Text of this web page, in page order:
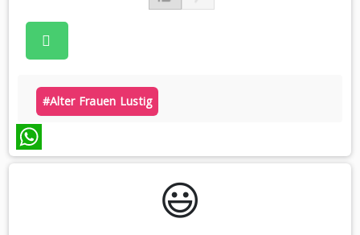
#alter Frauen Lustig
WhatsApp
😃️